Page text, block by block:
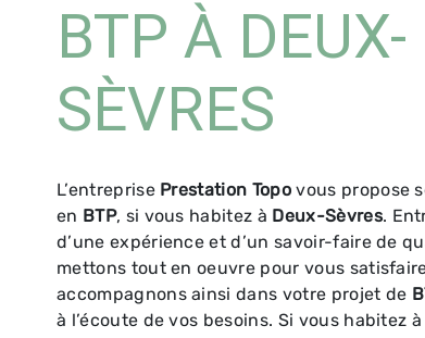
BTP À DEUX-
SÈVRES
L’entreprise Prestation Topovous propose
en BTP, si vous habitez à Deux-Sèvres.
d’une expérience et d’un savoir-faire de
mettons tout en oeuvre pour vous
accompagnons ainsi dans votre projet de
à l’écoute de vos besoins. Si vous habitez à